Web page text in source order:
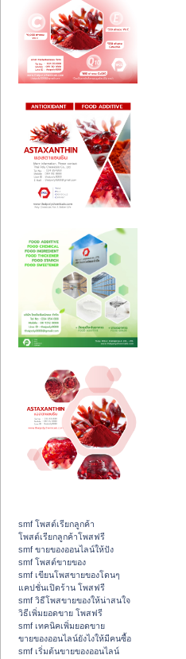
smf โพสต์เรียกลูกค้า
โพสต์เรียกลูกค้าโพสฟรี
smf ขายของออนไลน์ให้ปัง
smf โพสต์ขายของ
smf เขียนโพสขายของโดนๆ
แคปชั่นเปิดร้าน โพสฟรี
smf วิธีโพสขายของให้น่าสนใจ
วิธีเพิ่มยอดขาย โพสฟรี
smf เทคนิคเพิ่มยอดขาย
ขายของออนไลน์ยังไงให้มีคนซื้อ
smf เริ่มต้นขายของออนไลน์